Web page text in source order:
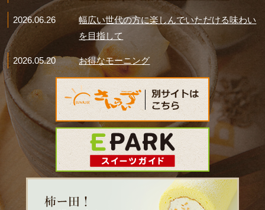
2026.06.26
幅広い世代の方に楽しんでいただける味わい
を目指して
2026.05.20 お得なモーニング